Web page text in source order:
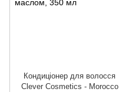
Кондиціонер для волосся
Clever Cosmetics - Morocco